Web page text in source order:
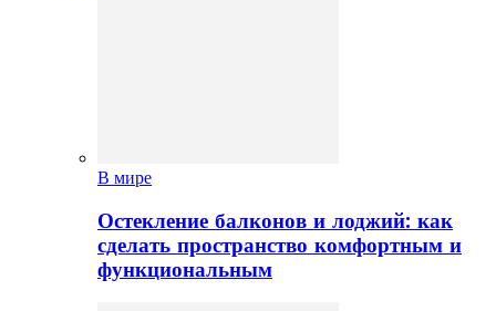
В мире
Остекление балконов и лоджий: как
сделать пространство комфортным и
функциональным